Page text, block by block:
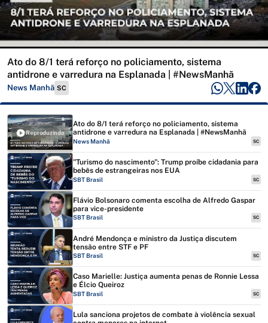
Ato do 8/1 terá reforço no policiamento, sistema
antidrone e varredura na Esplanada | #NewsManhã
News Manhã SC
Reproduzindo
Ato do 8/1 terá reforço no policiamento, sistema
antidrone e varredura na Esplanada | #NewsManhã
News Manhã SC
"Turismo do nascimento": Trump proíbe cidadania para
bebês de estrangeiras nos EUA
SBT Brasil SC
Flávio Bolsonaro comenta escolha de Alfredo Gaspar
para vice-presidente
SBT Brasil SC
André Mendonça e ministro da Justiça discutem
tensão entre STF e PF
SBT Brasil SC
Caso Marielle: Justiça aumenta penas de Ronnie Lessa
e Élcio Queiroz
SBT Brasil SC
Lula sanciona projetos de combate à violência sexual